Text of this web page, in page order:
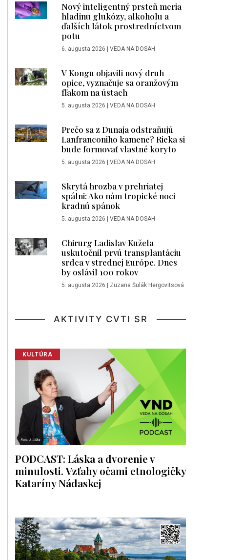
Nový inteligentný prsteň meria
hladinu glukózy, alkoholu a
ďalších látok prostredníctvom
potu
6. augusta 2026 | VEDA NA DOSAH
V Kongu objavili nový druh
opice, vyznačuje sa oranžovým
fľakom na ústach
5. augusta 2026 | VEDA NA DOSAH
Prečo sa z Dunaja odstraňujú
Lanfranconiho kamene? Rieka si
bude formovať vlastné koryto
5. augusta 2026 | VEDA NA DOSAH
Skrytá hrozba v prehriatej
spálni: Ako nám tropické noci
kradnú spánok
5. augusta 2026 | VEDA NA DOSAH
Chirurg Ladislav Kužela
uskutočnil prvú transplantáciu
srdca v strednej Európe. Dnes
by oslávil 100 rokov
5. augusta 2026 | Zuzana Šulák Hergovitsová
AKTIVITY CVTI SR
KULTÚRA
PODCAST: Láska a dvorenie v
minulosti. Vzťahy očami etnologičky
Kataríny Nádaskej